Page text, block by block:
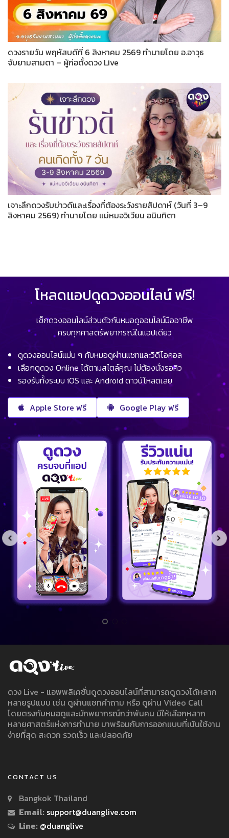
ดวงรายวัน พฤหัสบดีที่ 6 สิงหาคม 2569 ทำนายโดย อ.อาวุธ
จับยามสามตา – ผู้ก่อตั้งดวง Live
เจาะลึกดวงรับข่าวดีและเรื่องที่ต้องระวังรายสัปดาห์ (วันที่ 3–9
สิงหาคม 2569) ทำนายโดย แม่หมอวิเวียน อนินทิตา
โหลดแอปดูดวงออนไลน์ ฟรี!
เช็กดวงออนไลน์ส่วนตัวกับหมอดูออนไลน์มืออาชีพ
ครบทุกศาสตร์พยากรณ์ในแอปเดียว
ดูดวงออนไลน์แม่น ๆ กับหมอดูผ่านแชทและวิดีโอคอล
เลือกดูดวง Online ได้ตามสไตล์คุณ ไม่ต้องนั่งรอคิว
รองรับทั้งระบบ iOS และ Android ดาวน์โหลดเลย
Apple Store ฟรี Google Play ฟรี
ดวง Live - แอพพลิเคชั่นดูดวงออนไลน์ที่สามารถดูดวงได้หลาก
หลายรูปแบบ เช่น ดูผ่านแชทคำถาม หรือ ดูผ่าน Video Call
โดยตรงกับหมอดูและนักพยากรณ์กว่าพันคน มีให้เลือกหลาก
หลายศาสตร์แห่งการทำนาย มาพร้อมกับการออกแบบที่เน้นใช้งาน
ง่ายที่สุด สะดวก รวดเร็ว และปลอดภัย
CONTACT US
Bangkok Thailand
Email: support@duanglive.com
Line: @duanglive